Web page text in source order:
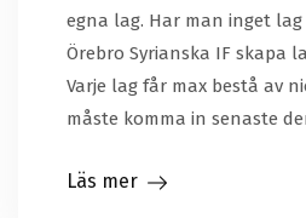
egna lag. Har man inget
Örebro Syrianska IF skapa
Varje lag får max bestå av
måste komma in senaste
Läs mer